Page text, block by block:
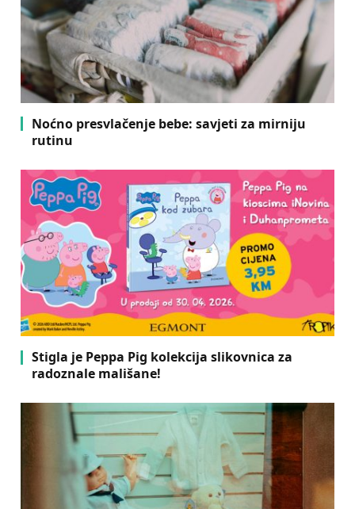
Noćno presvlačenje bebe: savjeti za mirniju
rutinu
Stigla je Peppa Pig kolekcija slikovnica za
radoznale mališane!